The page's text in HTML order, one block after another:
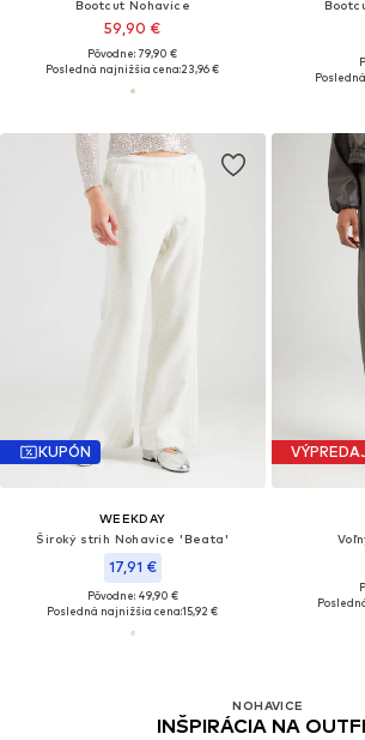
Bootcut Nohavice
59,90 €
Pôvodne: 79,90 €
Posledná najnižšia cena:23,96 €
KUPÓN
WEEKDAY
Široký strih Nohavice 'Beata'
17,91 €
Pôvodne: 49,90 €
Posledná najnižšia cena:15,92 €
NOHAVICE
INŠPIRÁCIA NA